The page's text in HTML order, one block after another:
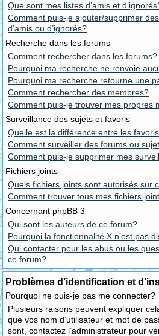
Que sont mes listes d’amis et
Comment puis-je ajouter/supprimer
d’amis ou d’ignorés?
Recherche dans les forums
Comment rechercher dans les forums?
Pourquoi ma recherche ne renvoie
Pourquoi ma recherche retourne une
Comment rechercher des membres?
Comment puis-je trouver mes propres
Surveillance des sujets et favoris
Quelle est la différence entre les
Comment surveiller des forums ou
Comment puis-je supprimer mes
Fichiers joints
Quels fichiers joints sont autorisés sur
Comment trouver tous mes fichiers
Concernant phpBB 3
Qui sont les auteurs de ce forum?
Pourquoi la fonctionnalité X n’est pas
Qui contacter pour les abus ou les
ce forum?
Problèmes d’identification et
Pourquoi ne puis-je pas me connecter?
Plusieurs raisons peuvent expliquer
que vos nom d’utilisateur et mot de
sont, contactez l’administrateur pour